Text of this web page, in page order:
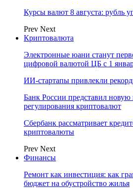
Курсы валют 8 августа: рубль
Prev Next
Криптовалюта
Электронные юани станут
цифровой валютой ЦБ с 1
ИИ-стартапы привлекли
Банк России представил
регулирования криптовалют
Сбербанк рассматривает
криптовалюты
Prev Next
Финансы
Ремонт как инвестиция: как
бюджет на обустройство жилья